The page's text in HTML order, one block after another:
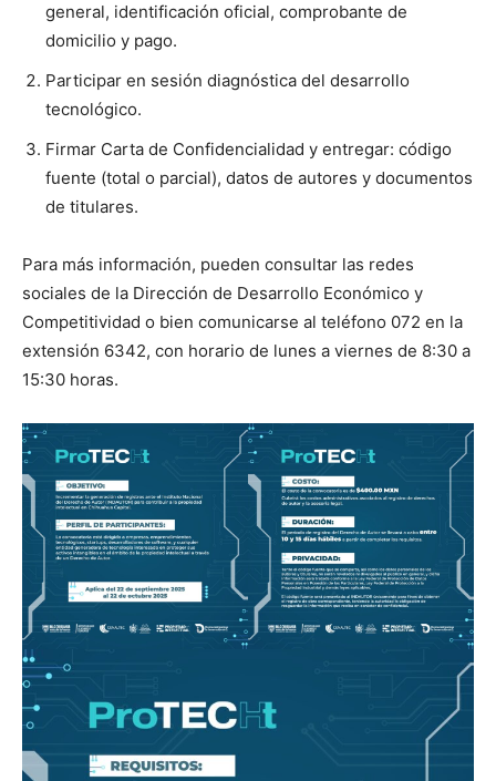
general, identificación oficial, comprobante de
domicilio y pago.
Participar en sesión diagnóstica del desarrollo
tecnológico.
Firmar Carta de Confidencialidad y entregar: código
fuente (total o parcial), datos de autores y documentos
de titulares.
Para más información, pueden consultar las redes
sociales de la Dirección de Desarrollo Económico y
Competitividad o bien comunicarse al teléfono 072 en la
extensión 6342, con horario de lunes a viernes de 8:30 a
15:30 horas.